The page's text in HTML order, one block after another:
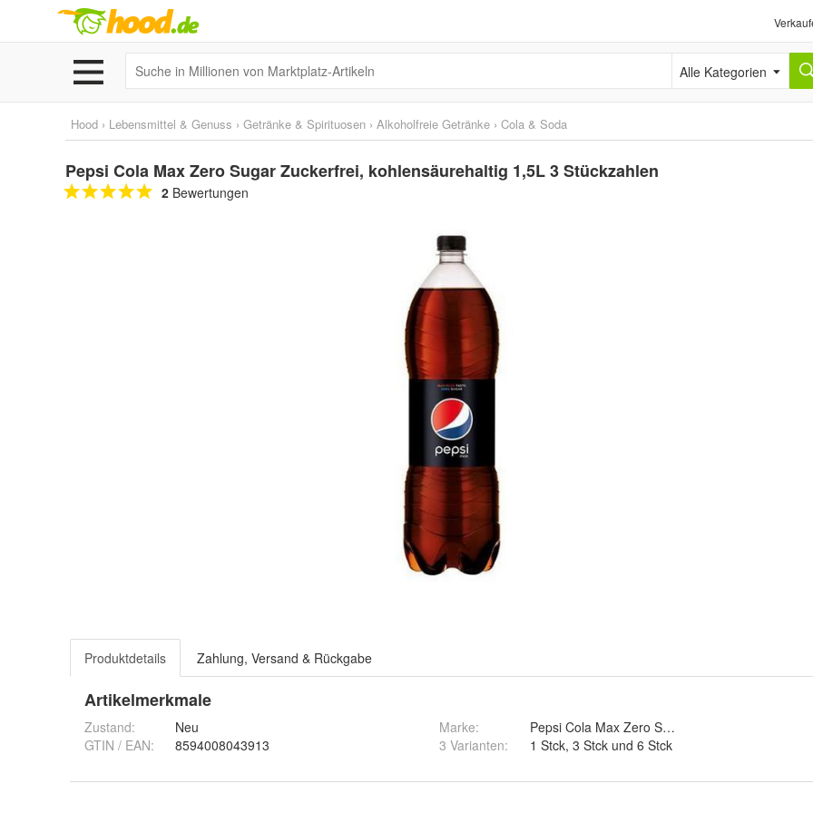
Alle Kategorien
Hood › Lebensmittel & Genuss › Getränke & Spirituosen › Alkoholfreie Getränke › Cola & Soda
Pepsi Cola Max Zero Sugar Zuckerfrei, kohlensäurehaltig 1,5L 3 Stückzahlen
2 Bewertungen
Produktdetails Zahlung, Versand & Rückgabe
Artikelmerkmale
Zustand:
Neu
GTIN / EAN:
8594008043913
Marke:
Pepsi Cola Max Zero Sugar
3 Varianten: 1 Stck, 3 Stck und 6 Stck